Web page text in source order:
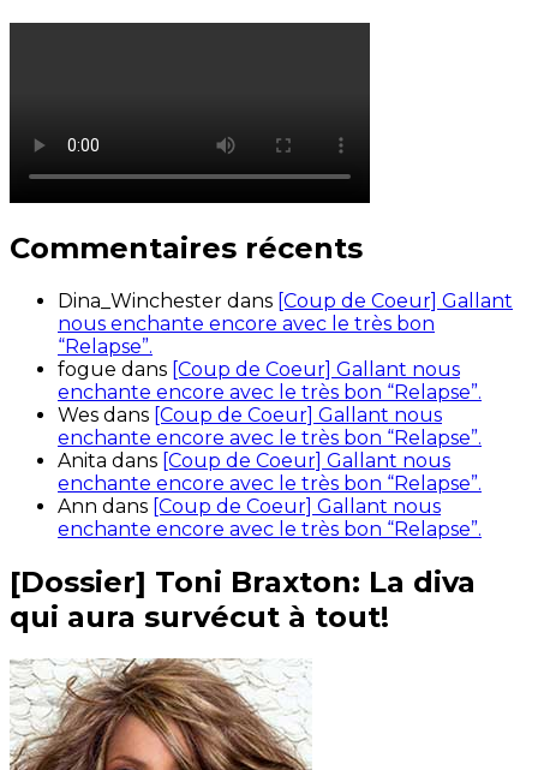
Commentaires récents
Dina_Winchester dans [Coup de Coeur] Gallant
nous enchante encore avec le très bon
“Relapse”.
fogue dans [Coup de Coeur] Gallant nous
enchante encore avec le très bon “Relapse”.
Wes dans [Coup de Coeur] Gallant nous
enchante encore avec le très bon “Relapse”.
Anita dans [Coup de Coeur] Gallant nous
enchante encore avec le très bon “Relapse”.
Ann dans [Coup de Coeur] Gallant nous
enchante encore avec le très bon “Relapse”.
[Dossier] Toni Braxton: La diva
qui aura survécut à tout!